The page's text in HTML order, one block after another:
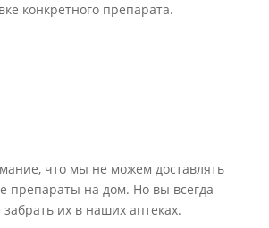
конкретного препарата.
что мы не можем доставлять
препараты на дом. Но вы всегда
их в наших аптеках.